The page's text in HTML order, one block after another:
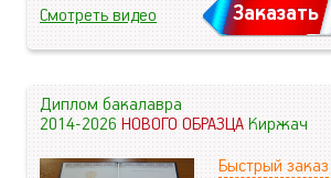
Смотреть видео Заказать
Диплом бакалавра
2014-2026НОВОГО ОБРАЗЦАКиржач
Быстрый заказ